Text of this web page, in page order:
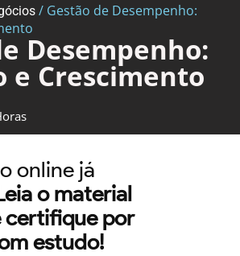
/ Gestão de Desempenho:
Desempenho:
e Crescimento
online já
o material
certifique por
estudo!